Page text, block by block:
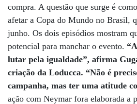
compra. A questão que surge é
afetar a Copa do Mundo no Brasil,
junho. Os dois episódios mostram
potencial para manchar o evento.
lutar pela igualdade”, afirma
criação da Loducca. “Não é
campanha, mas ter uma atitude
ação com Neymar fora elaborada a